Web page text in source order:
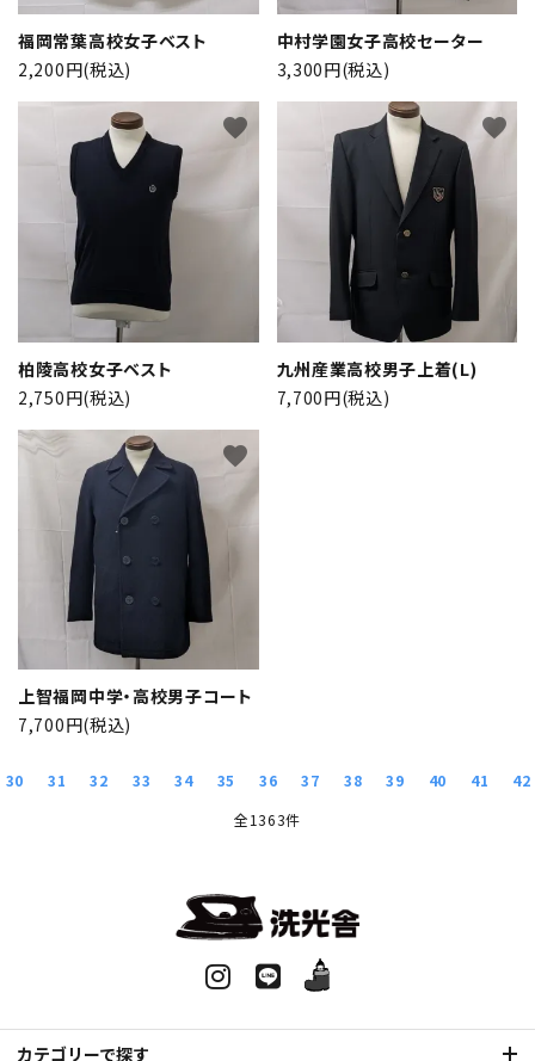
福岡常葉高校女子ベスト
2,200円(税込)
中村学園女子高校セーター
3,300円(税込)
柏陵高校女子ベスト
2,750円(税込)
favorite
九州産業高校男子上着(L)
7,700円(税込)
favorite
上智福岡中学・高校男子コート
7,700円(税込)
favorite
30 31 32 33 34 35 36 37 38 39 40 41
42
全1363件
カテゴリーで探す